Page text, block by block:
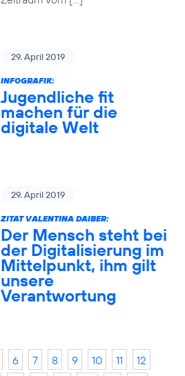
29. April 2019
INFOGRAFIK:
Jugendliche fit
machen für die
digitale Welt
29. April 2019
ZITAT VALENTINA DAIBER:
Der Mensch steht bei
der Digitalisierung im
Mittelpunkt, ihm gilt
unsere
Verantwortung
6 7 8 9 10 11
12